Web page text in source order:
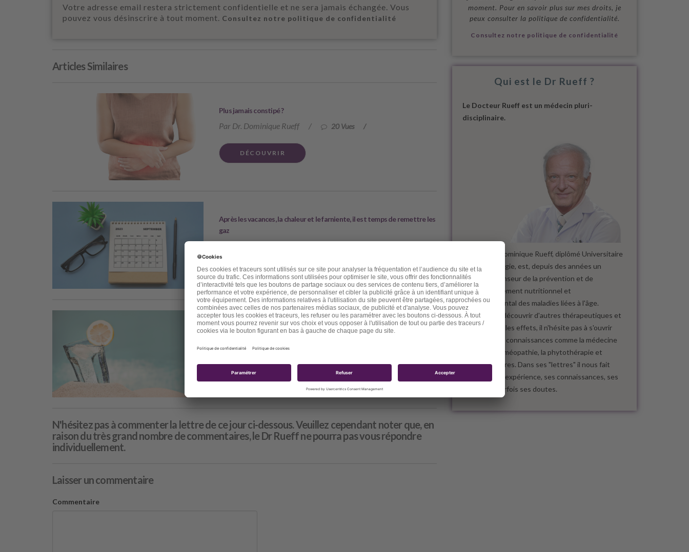
Votre adresse email restera strictement confidentielle et ne sera jamais échangée. Vous
pouvez vous désinscrire à tout moment. Consultez notre politique de confidentialité
Articles Similaires
Plus jamais constipé ?
Par Dr. Dominique Rueff / 20 Vues /
DÉCOUVRIR
Après les vacances, la chaleur et le farniente, il est temps de remettre les
gaz
DÉCOUVRIR
Profitez de l’été… sans vous déshydrater
DÉCOUVRIR
N'hésitez pas à commenter la lettre de ce jour ci-dessous. Veuillez cependant noter que, en
raison du très grand nombre de commentaires, le Dr Rueff ne pourra pas vous répondre
individuellement.
Laisser un commentaire
Commentaire
moment. Pour en savoir plus sur mes droits, je
peux consulter la politique de confidentialité.
Consultez notre politique de confidentialité
Qui est le Dr Rueff ?
Le Docteur Rueff est un médecin pluri-
disciplinaire.
Le docteur Dominique Rueff, diplômé Universitaire
de Cancérologie, est, depuis des années un
fervent défenseur de la prévention et de
l'accompagnement nutritionnel et
environnemental des maladies liées à l'âge.
Désireux de découvrir d'autres thérapeutiques et
d'en mesurer les effets, il n'hésite pas à s'ouvrir
vers d'autres connaissances comme la médecine
chinoise, l'homéopathie, la phytothérapie et
quelques autres. Dans ses "lettres" il nous fait
partager son expérience, ses connaissances, ses
espoirs et parfois ses doutes.